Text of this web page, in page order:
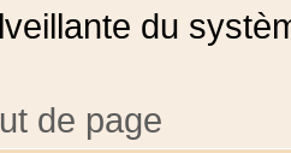
du
de page